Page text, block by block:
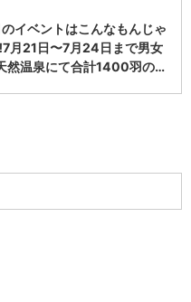
イベントはこんなもんじゃ
月21日〜7月24日まで男女
然温泉にて合計1400羽の…